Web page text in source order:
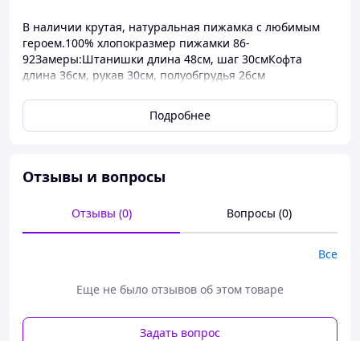
В наличии крутая, натуральная пижамка с любимым
героем.100% хлопокразмер пижамки 86-
92Замеры:Штанишки длина 48см, шаг 30смКофта
длина 36см, рукав 30см, полуобгрудья 26см
Подробнее
Отзывы и вопросы
Отзывы (0) Вопросы (0)
Все
Еще не было отзывов об этом товаре
Задать вопрос